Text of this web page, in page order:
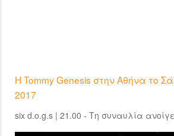
Η Tommy Genesis στην Αθήνα το
2017
six d.o.g.s | 21.00 - Τη συναυλία